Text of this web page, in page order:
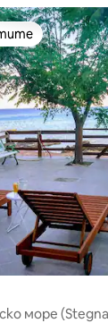
на
море